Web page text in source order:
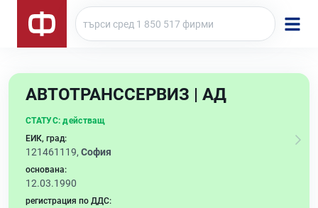
АВТОТРАНССЕРВИЗ | АД
СТАТУС: действащ
ЕИК, град:
121461119, София
основана:
12.03.1990
регистрация по ДДС: